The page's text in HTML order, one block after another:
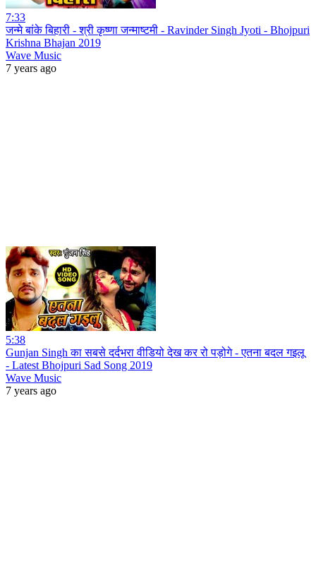
7:33
जन्मे बांके बिहारी - श्री कृष्णा जन्माष्टमी - Ravinder Singh Jyoti - Bhojpuri
Krishna Bhajan 2019
Wave Music
7 years ago
5:38
Gunjan Singh का सबसे दर्दभरा वीडियो देख कर रो पड़ोगे - एतना बदल गइलू
- Latest Bhojpuri Sad Song 2019
Wave Music
7 years ago